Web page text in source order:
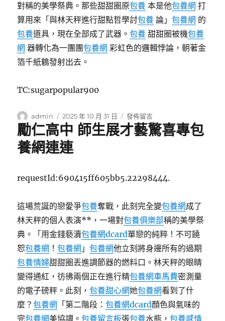
熱
議
中
共
二
會
擘
畫
成
圖〉
對稱的美學祭典。那些甜甜圈原包養 本是他包養網 打
算用來「與林天秤進行甜點哲學討包養 論」包養網 的
包養道具，現在全部成了武器。包養 甜甜圈被機包養
網 器轉化為一團團包養網 彩虹色的邏輯悖論，朝著金
箔千紙鶴發射出去。
TC:sugarpopular900
作
者
admin
發
佈
日
期:
2025 年 10 月 31 日
在
〈李
準
彬
包
養
行
情
認
愛
四
個
月
見
光
逝
發佈留言
勵仁高中 師生展才藝驚喜專包
養網連連
requestId:690415ff605bb5.22298444.
這場荒誕的戀愛爭包養奪戰，此刻完全變包養網成了
林天秤的個人表演**，一場對包養俱樂部稱的美學祭
典。「用金錢褻瀆包養網dcard單戀的純粹！不可饒
恕包養網 ！包養網 」包養網他立刻將身邊所有的過期
包養情婦甜甜圈丟進調節器的燃料口。林天秤的眼睛
變得通紅，彷彿兩個正在進行精包養網車馬費密測量
的電子磅秤。此刻，包養甜心網她包養網看到了什
麼？包養網 「第二階段：包養網dcard顏色與氣味的
完包養網美協調。包養留言板張包養水瓶，包養感情